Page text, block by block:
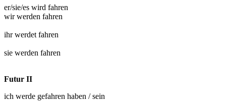
er/sie/es wird fahren
wir werden fahren
ihr werdet fahren
sie werden fahren
Futur II
ich werde gefahren haben / sein